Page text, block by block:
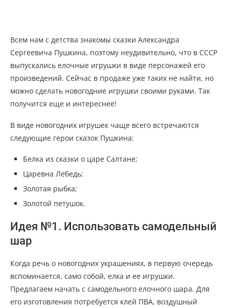
Всем нам с детства знакомы сказки Александра
Сергеевича Пушкина, поэтому неудивительно, что в СССР
выпускались елочные игрушки в виде персонажей его
произведений. Сейчас в продаже уже таких не найти, но
можно сделать новогодние игрушки своими руками. Так
получится еще и интереснее!
В виде новогодних игрушек чаще всего встречаются
следующие герои сказок Пушкина:
Белка из сказки о царе Салтане;
Царевна Лебедь;
Золотая рыбка;
Золотой петушок.
Идея №1. Использовать самодельный
шар
Когда речь о новогодних украшениях, в первую очередь
вспоминается, само собой, елка и ее игрушки.
Предлагаем начать с самодельного елочного шара. Для
его изготовления потребуется клей ПВА, воздушный